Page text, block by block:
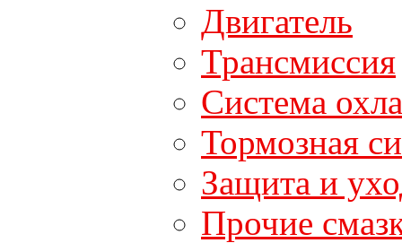
Двигатель
Трансмиссия
Система
Тормозная
Защита и
Прочие